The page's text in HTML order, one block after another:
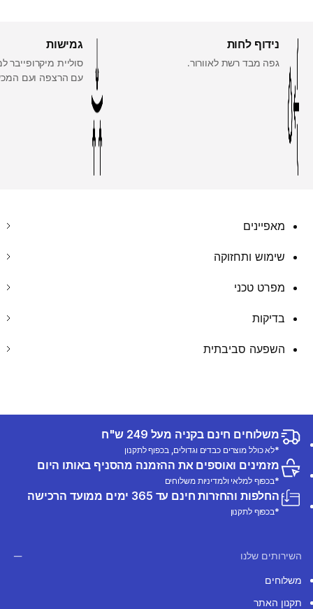
נידוף לחות
גפה מבד רשת לאוורור.
גמישות
סוליית מיקרופייבר
עם הרצפה ועם
מאפיינים
שימוש ותחזוקה
מפרט טכני
בדיקות
השפעה סביבתית
משלוחים חינם בקניה מעל 249 ש"ח
*לא כולל מוצרים כבדים וגדולים, בכפוף לתקנון
מזמינים ואוספים את ההזמנה מהסניף באותו היום
*בכפוף למלאי ולמדיניות משלוחים
החלפות והחזרות חינם עד 365 ימים ממועד הרכישה
*בכפוף לתקנון
השירותים שלנו
משלוחים
תקנון האתר